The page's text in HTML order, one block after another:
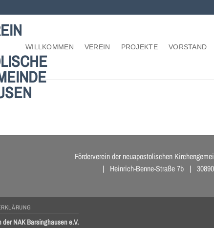
WILLKOMMEN VEREIN PROJEKTE VORSTAND
Förderverein der neuapostolischen
| Heinrich-Benne-Straße 7b |
der NAK Barsinghausen e.V.